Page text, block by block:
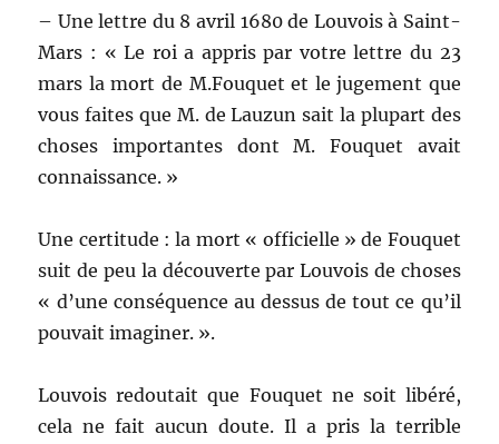
– Une lettre du 8 avril 1680 de Louvois à Saint-
Mars : « Le roi a appris par votre lettre du 23
mars la mort de M.Fouquet et le jugement que
vous faites que M. de Lauzun sait la plupart des
choses importantes dont M. Fouquet avait
connaissance. »
Une certitude : la mort « officielle » de Fouquet
suit de peu la découverte par Louvois de choses
« d’une conséquence au dessus de tout ce qu’il
pouvait imaginer. ».
Louvois redoutait que Fouquet ne soit libéré,
cela ne fait aucun doute. Il a pris la terrible